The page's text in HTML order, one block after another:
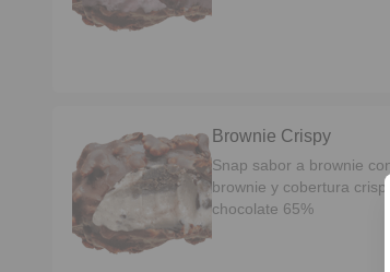
Brownie Crispy
Snap sabor a brownie
brownie y cobertura
chocolate 65%